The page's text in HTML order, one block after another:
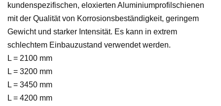
kundenspezifischen, eloxierten Aluminiumprofilschienen
mit der Qualität von Korrosionsbeständigkeit, geringem
Gewicht und starker Intensität. Es kann in extrem
schlechtem Einbauzustand verwendet werden.
L = 2100 mm
L = 3200 mm
L = 3450 mm
L = 4200 mm